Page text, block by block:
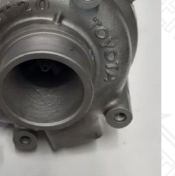
Galleria
Contatti
0 elementi